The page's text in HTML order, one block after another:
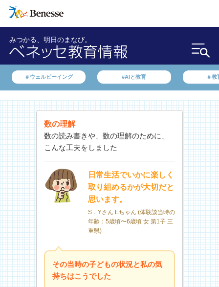
みつかる、明日のまなび。
＃ウェルビーイング #AIと教育 ＃教
数の理解
数の読み書きや、数の理解のために、
こんな工夫をしました
日常生活でいかに楽しく
取り組めるかが大切だと
思います。
S．Yさん Eちゃん (体験談当時の
年齢：5歳頃〜6歳頃 女 第1子 三
重県)
その当時の子どもの状況と私の気
持ちはこうでした